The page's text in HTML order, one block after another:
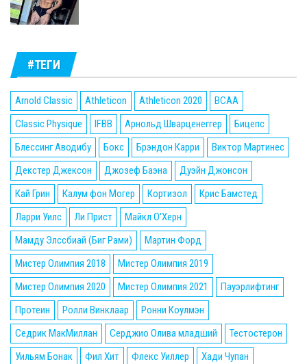
#ТЕГИ
Arnold Classic Athleticon Athleticon 2020
BCAA
Classic Physique
IFBB Арнольд Шварценеггер
Бицепс
Блессинг Аводибу
Бокс Брэндон Карри
Виктор Мартинес
Декстер Джексон
Джозеф Баэна
Дуэйн Джонсон
Кай Грин
Калум фон Могер Кортизол
Крис Бамстед
Ларри Уилс
Ли Прист
Майкл О'Херн
Мамду Элссбиай (Биг Рами)
Мартин Форд
Мистер Олимпия 2018
Мистер Олимпия 2019
Мистер Олимпия 2020
Мистер Олимпия 2021
Пауэрлифтинг
Протеин
Ролли Винклаар
Ронни Коулмэн
Седрик МакМиллан
Серджио Олива младший
Тестостерон
Уильям Бонак
Фил Хит Флекс Уиллер
Хади Чупан